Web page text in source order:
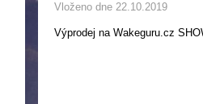
Vloženo dne 22.10.2019
Výprodej na Wakeguru.cz